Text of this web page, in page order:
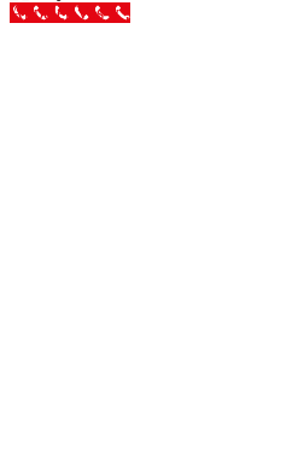
Appeler Vas-y !